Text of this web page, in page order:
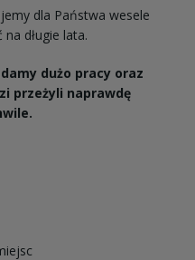
dla Państwa wesele
długie lata.
dużo pracy oraz
przeżyli naprawdę